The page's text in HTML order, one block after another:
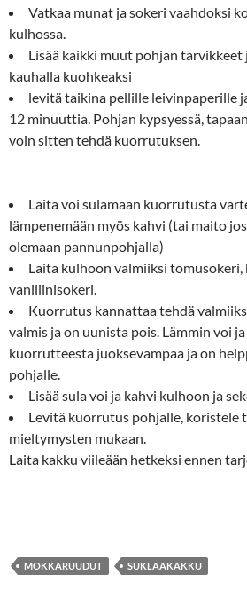
Vatkaa munat ja sokeri vaahdoksi
kulhossa.
Lisää kaikki muut pohjan tarvikkeet
kauhalla kuohkeaksi
levitä taikina pellille leivinpaperille
12 minuuttia. Pohjan kypsyessä,
voin sitten tehdä kuorrutuksen.
Laita voi sulamaan kuorrutusta
lämpenemään myös kahvi (tai maito
olemaan pannunpohjalla)
Laita kulhoon valmiiksi tomusokeri,
vaniliinisokeri.
Kuorrutus kannattaa tehdä
valmis ja on uunista pois. Lämmin voi
kuorrutteesta juoksevampaa ja on
pohjalle.
Lisää sula voi ja kahvi kulhoon ja
Levitä kuorrutus pohjalle, koristele
mieltymysten mukaan.
Laita kakku viileään hetkeksi ennen
MOKKARUUDUT SUKLAAKAKKU